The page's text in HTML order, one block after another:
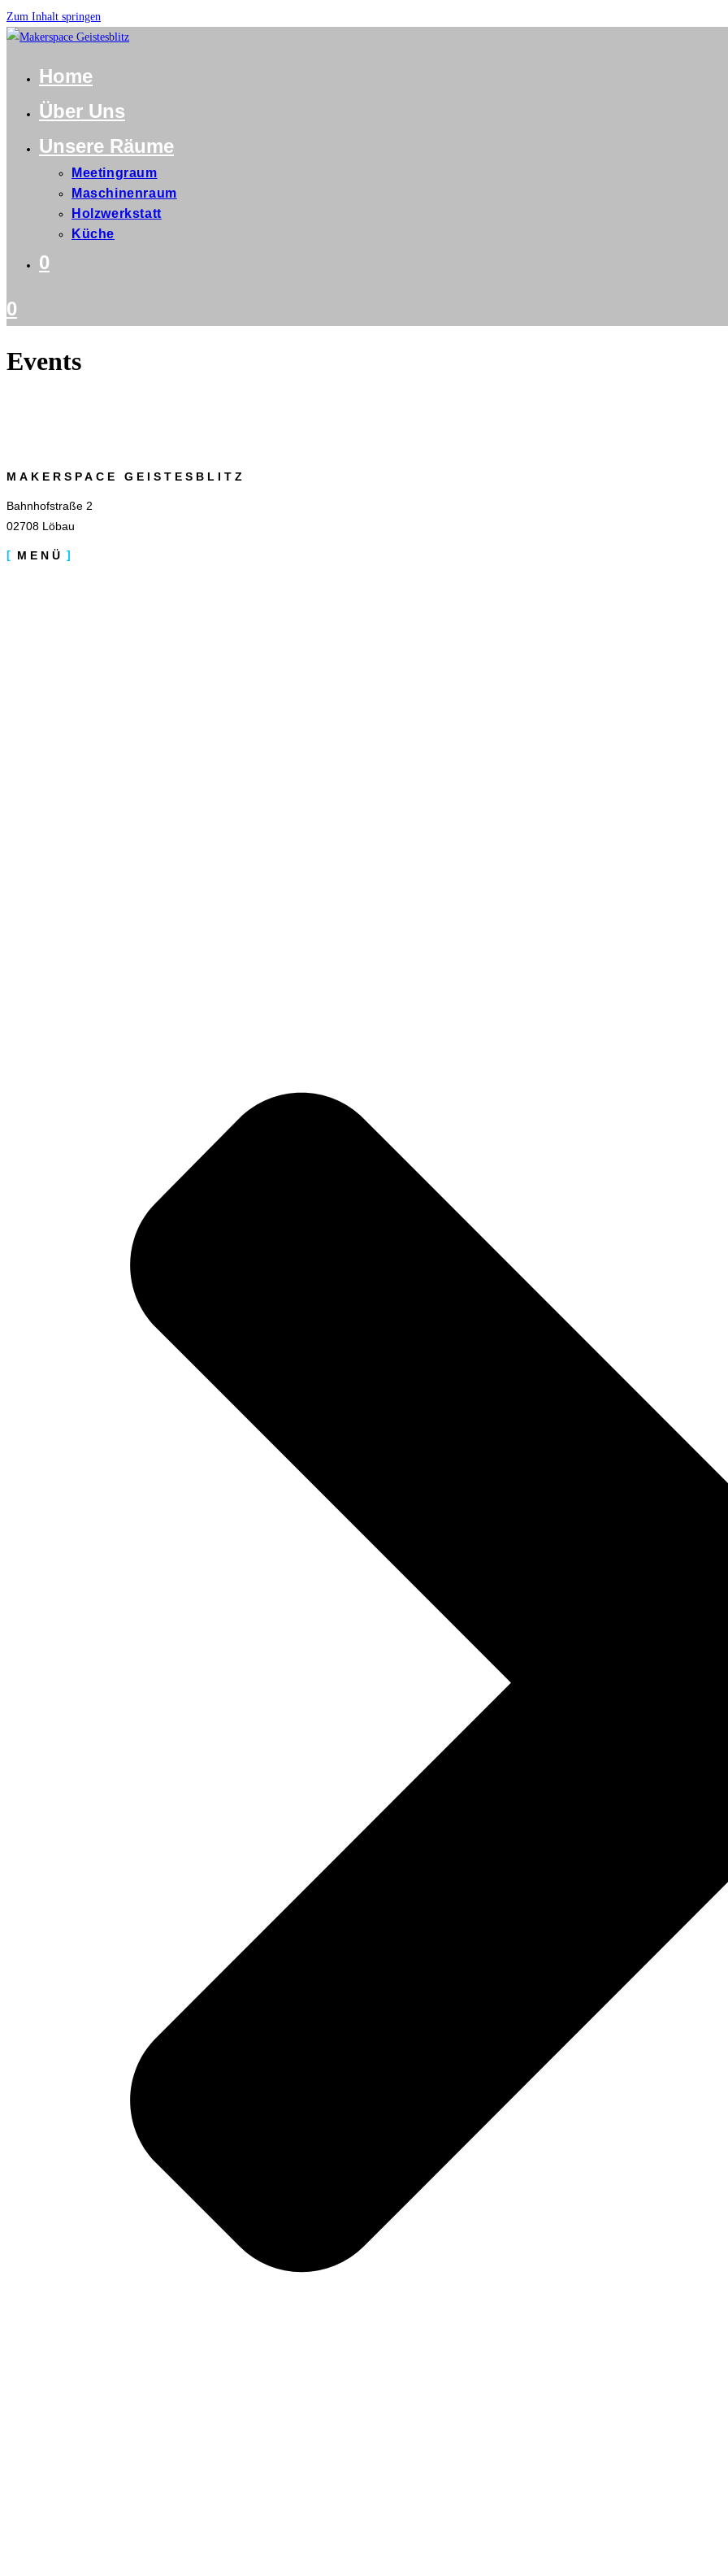
Zum Inhalt springen
Home
Über Uns
Unsere Räume
Meetingraum
Maschinenraum
Holzwerkstatt
Küche
0
0
Events
MAKERSPACE GEISTESBLITZ
Bahnhofstraße 2
02708 Löbau
MENÜ